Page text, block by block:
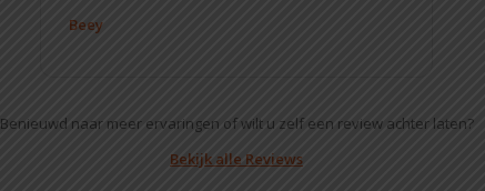
Beey
Benieuwd naar meer ervaringen of wilt u zelf een review achter laten?
Bekijk alle Reviews